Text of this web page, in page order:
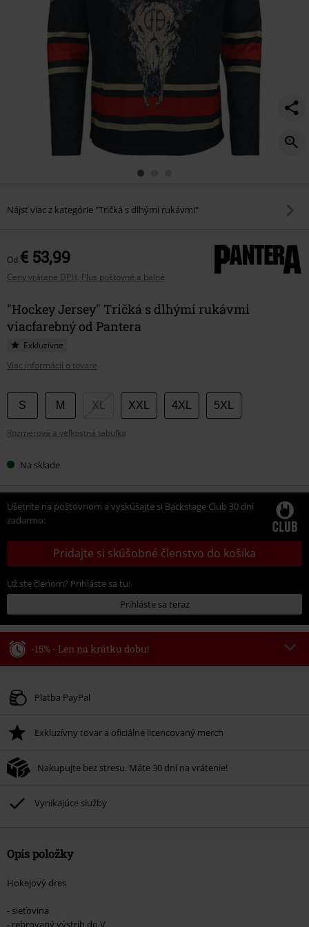
Nájsť viac z kategórie "Tričká s dlhými rukávmi"
Od € 53,99
Ceny vrátane DPH, Plus poštovné a balné
"Hockey Jersey" Tričká s dlhými rukávmi
viacfarebný od Pantera
Exkluzívne
Viac informácií o tovare
Vyberte
si
veľkosť
S M XL XXL 4XL 5XL
Rozmerová a veľkostná tabuľka
Na sklade
Ušetrite na poštovnom a vyskúšajte si Backstage Club 30 dní
zadarmo:
Pridajte si skúšobné členstvo do košíka
Už ste členom? Prihláste sa tu:
Prihláste sa teraz
-15% - Len na krátku dobu!
Platné do 8/9/26
Po zadaní kódu v košíku, sa zľava uplatní automaticky.
Nemožno kombinovať s inými akciovými kódmi. Zľava sa nevzťahuje na:
knihy, médiá, vstupenky, Rammstein, (Till) Lindemann, Böhse Onkelz,
ktorých kúpou podporíte nadáciu.
Platba PayPal
Exkluzívny tovar a oficiálne licencovaný merch
Nakupujte bez stresu. Máte 30 dní na vrátenie!
Vynikajúce služby
Opis položky
Hokejový dres
- sieťovina
- rebrovaný výstrih do V